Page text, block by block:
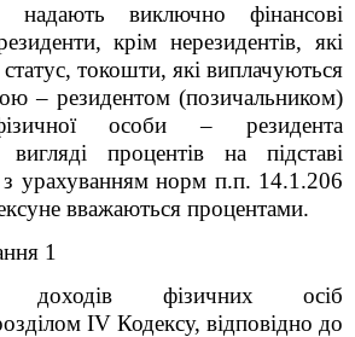
надають виключно фінансові
крім нерезидентів, які
токошти, які виплачуються
– резидентом (позичальником)
особи – резидента
процентів на підставі
урахуванням норм п.п. 14.1.206
вважаються процентами.
1
доходів фізичних осіб
IV Кодексу, відповідно до